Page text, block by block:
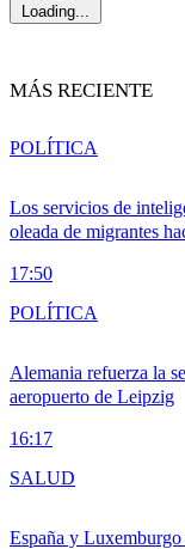
Loading...
MÁS RECIENTE
Los servicios de
oleada de migrantes
17:50
POLÍTICA
Alemania refuerza la
aeropuerto de Leipzig
16:17
POLÍTICA
España y Luxemburgo
SALUD